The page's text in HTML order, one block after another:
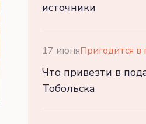
источники
17 июняПригодится в
Что привезти в
Тобольска